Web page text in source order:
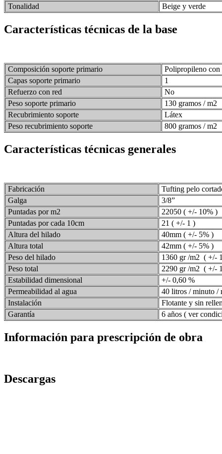
Tonalidad
Beige y verde
Características técnicas de la base
Composición soporte primario
Polipropileno
Capas soporte primario
1
Refuerzo con red
No
Peso soporte primario
130 gramos / m2
Recubrimiento soporte
Látex
Peso recubrimiento soporte
800 gramos / m2
Características técnicas generales
Fabricación
Tufting pelo
Galga
3/8”
Puntadas por m2
22050 ( +/- 10% )
Puntadas por cada 10cm
21 ( +/- 1 )
Altura del hilado
40mm ( +/- 5% )
Altura total
42mm ( +/- 5% )
Peso del hilado
1360 gr /m2 ( +/-
Peso total
2290 gr /m2 ( +/-
Estabilidad dimensional
+/- 0,60 %
Permeabilidad al agua
40 litros / minuto /
Instalación
Flotante y sin
Garantía
6 años ( ver
Información para prescripción de obra
Descargas